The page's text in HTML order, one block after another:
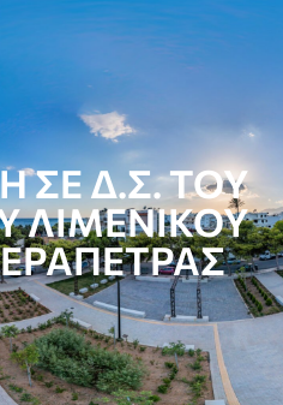
ΣΕ Δ.Σ. ΤΟΥ
ΛΙΜΕΝΙΚΟΥ